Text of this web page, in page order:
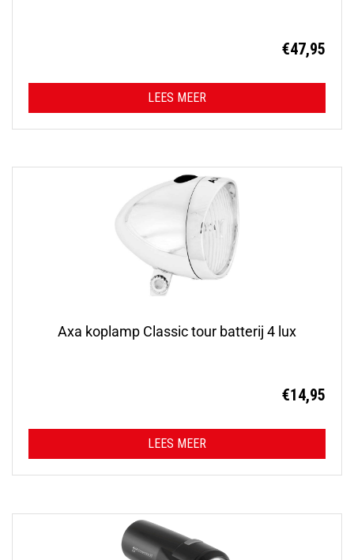
€47,95
LEES MEER
Axa koplamp Classic tour batterij 4 lux
€14,95
LEES MEER